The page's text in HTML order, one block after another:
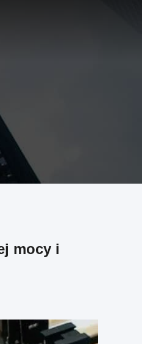
mocy i